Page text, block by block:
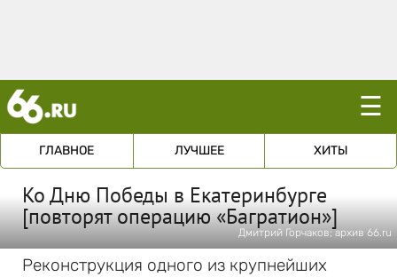
☰
ГЛАВНОЕ ЛУЧШЕЕ ХИТЫ
Ко Дню Победы в Екатеринбурге
[повторят операцию «Багратион»]
Дмитрий Горчаков; архив 66.ru
Реконструкция одного из крупнейших